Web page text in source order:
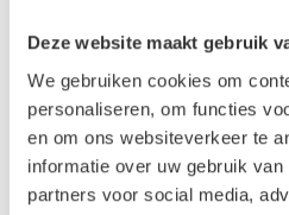
Deze website maakt gebruik
We gebruiken cookies om
personaliseren, om functies
en om ons websiteverkeer te
informatie over uw gebruik
partners voor social media,
Let op , door het flexibele
2% afwijken in afmeting.
direct leverbaar, de productie
voorwaarden betreft maatwerk
naar onze
algemene